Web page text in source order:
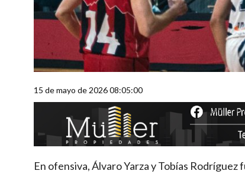
15 de mayo de 2026 08:05:00
En ofensiva, Álvaro Yarza y Tobías